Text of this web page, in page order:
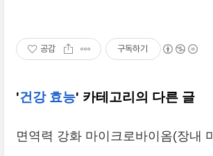
공감 구독하기
'건강 효능' 카테고리의 다른 글
면역력 강화 마이크로바이옴(장내